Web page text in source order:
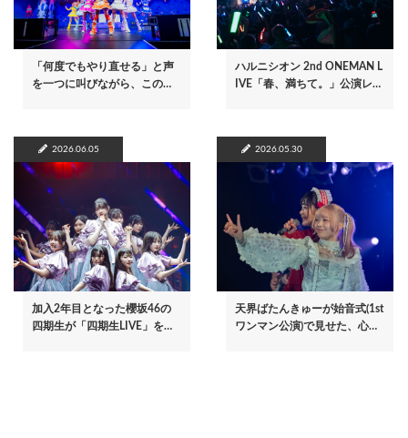
「何度でもやり直せる」と声
を一つに叫びながら、この…
ハルニシオン 2nd ONEMAN L
IVE「春、満ちて。」公演レ…
2026.06.05
加入2年目となった櫻坂46の
四期生が「四期生LIVE」を…
2026.05.30
天界ばたんきゅーが始音式(1st
ワンマン公演)で見せた、心…